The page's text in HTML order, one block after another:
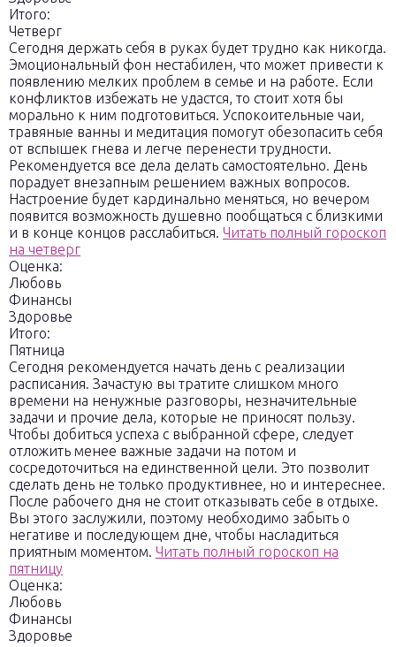
Итого:
Четверг
Сегодня держать себя в руках будет трудно как никогда.
Эмоциональный фон нестабилен, что может привести к
появлению мелких проблем в семье и на работе. Если
конфликтов избежать не удастся, то стоит хотя бы
морально к ним подготовиться. Успокоительные чаи,
травяные ванны и медитация помогут обезопасить себя
от вспышек гнева и легче перенести трудности.
Рекомендуется все дела делать самостоятельно. День
порадует внезапным решением важных вопросов.
Настроение будет кардинально меняться, но вечером
появится возможность душевно пообщаться с близкими
и в конце концов расслабиться. Читать полный гороскоп
на четверг
Оценка:
Любовь
Финансы
Здоровье
Итого:
Пятница
Сегодня рекомендуется начать день с реализации
расписания. Зачастую вы тратите слишком много
времени на ненужные разговоры, незначительные
задачи и прочие дела, которые не приносят пользу.
Чтобы добиться успеха с выбранной сфере, следует
отложить менее важные задачи на потом и
сосредоточиться на единственной цели. Это позволит
сделать день не только продуктивнее, но и интереснее.
После рабочего дня не стоит отказывать себе в отдыхе.
Вы этого заслужили, поэтому необходимо забыть о
негативе и последующем дне, чтобы насладиться
приятным моментом. Читать полный гороскоп на
пятницу
Оценка:
Любовь
Финансы
Здоровье